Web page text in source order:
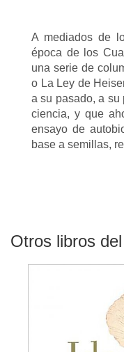
A mediados de
época de los
una serie de
o La Ley de
a su pasado, a su
ciencia, y que
ensayo de
base a semillas,
Otros libros